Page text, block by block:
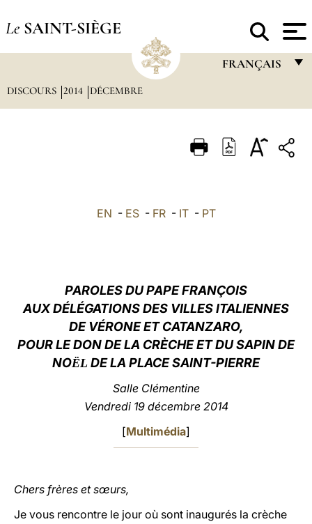
Le SAINT-SIÈGE
FRANÇAIS
ITALIANO
中文
LATINE
DISCOURS 2014 DÉCEMBRE
EN - ES- FR- IT- PT
PAROLESDU PAPE FRANÇOIS
AUX DÉLÉGATIONS DES VILLES ITALIENNES
DE VÉRONE ET CATANZARO,
POUR LE DON DE LA CRÈCHE ET DU SAPIN DE
NOËL DE LA PLACE SAINT-PIERRE
Salle Clémentine
Vendredi 19 décembre 2014
[Multimédia]
Chers frères et sœurs,
Je vous rencontre le jour où sont inaugurés la crèche